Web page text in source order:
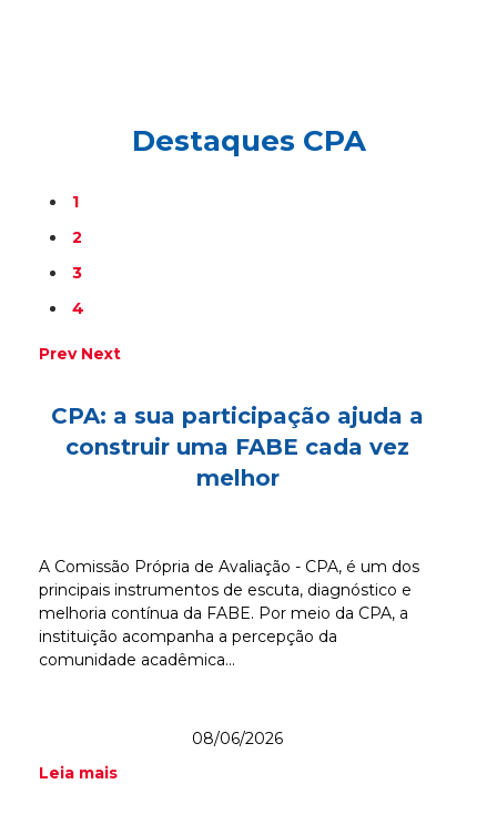
Destaques CPA
1
2
3
4
Prev Next
CPA: a sua participação ajuda a
construir uma FABE cada vez
melhor
A Comissão Própria de Avaliação - CPA, é um dos
principais instrumentos de escuta, diagnóstico e
melhoria contínua da FABE. Por meio da CPA, a
instituição acompanha a percepção da
comunidade acadêmica...
08/06/2026
Leia mais